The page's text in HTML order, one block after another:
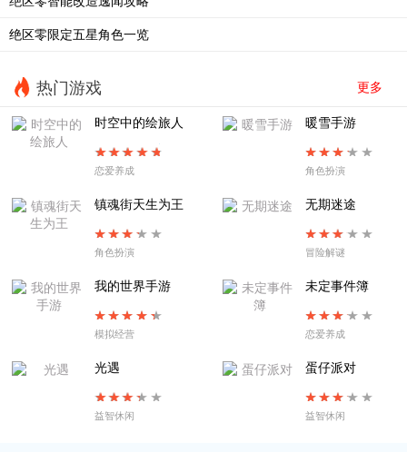
绝区零限定五星角色一览
热门游戏 更多
时空中的绘旅人
恋爱养成
暖雪手游
角色扮演
镇魂街天生为王
角色扮演
无期迷途
冒险解谜
我的世界手游
模拟经营
未定事件簿
恋爱养成
光遇
益智休闲
蛋仔派对
益智休闲